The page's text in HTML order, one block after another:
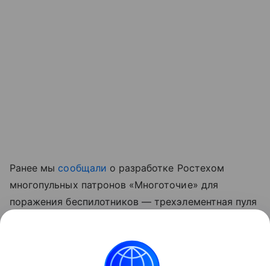
Ранее мы сообщали о разработке Ростехом
многопульных патронов «Многоточие» для
поражения беспилотников — трехэлементная пуля